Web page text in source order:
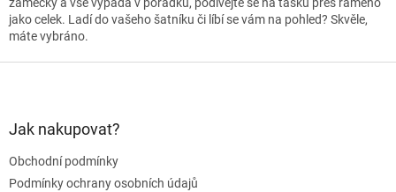
jako celek. Ladí do vašeho šatníku či líbí se vám na pohled? Skvěle,
máte vybráno.
Jak nakupovat?
Obchodní podmínky
Podmínky ochrany osobních údajů